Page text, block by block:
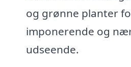
og grønne planter
imponerende og
udseende.